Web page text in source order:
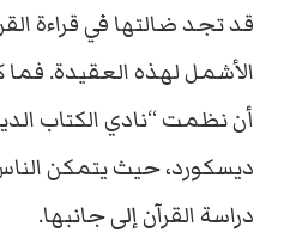
قد تجد ضالتها في قراءة
الأشمل لهذه العقيدة. فما
أن نظمت “نادي الكتاب
ديسكورد، حيث يتمكن
دراسة القرآن إلى جانبها.